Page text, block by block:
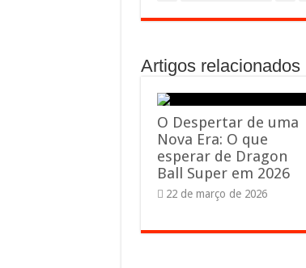
Artigos relacionados
O Despertar de uma
Nova Era: O que
esperar de Dragon
Ball Super em 2026
22 de março de 2026